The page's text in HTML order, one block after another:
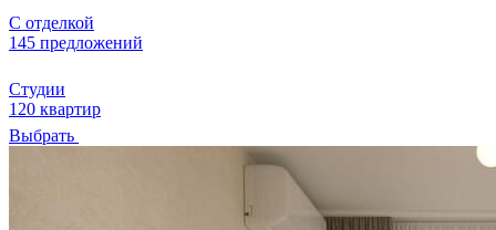
С отделкой
145 предложений
Студии
120 квартир
Выбрать